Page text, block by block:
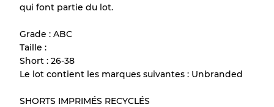
Tous les produits incluent un niveau de
de chaque article avant l'achat.
Il y a une marge d'erreur allant jusqu'à
10%
en raison de la vente en gros
qui font partie du lot.
Grade : ABC
Taille :
Short : 26-38
Le lot contient les marques suivantes : Unbranded
SHORTS IMPRIMÉS RECYCLÉS